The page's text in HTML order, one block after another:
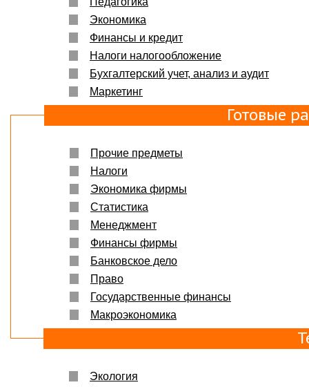
Экономика
Финансы и кредит
Налоги налогообложение
Бухгалтерский учет, анализ и аудит
Маркетинг
Готовые
Прочие предметы
Налоги
Экономика фирмы
Статистика
Менеджмент
Финансы фирмы
Банковское дело
Право
Государственные финансы
Макроэкономика
Экология